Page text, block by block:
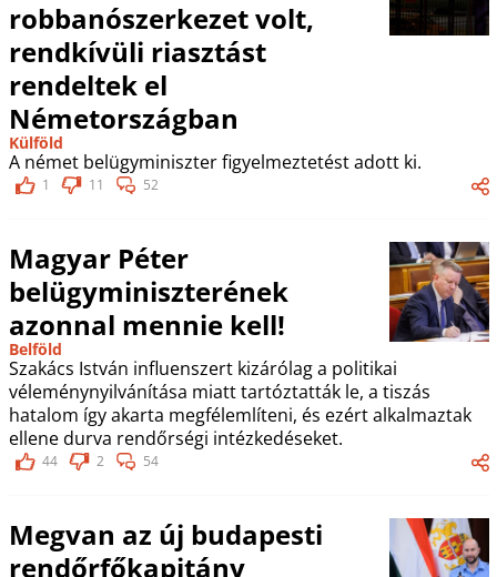
robbanószerkezet volt,
rendkívüli riasztást
rendeltek el
Németországban
Külföld
A német belügyminiszter figyelmeztetést adott ki.
1 11 52
Magyar Péter
belügyminiszterének
azonnal mennie kell!
Belföld
Szakács István influenszert kizárólag a politikai
véleménynyilvánítása miatt tartóztatták le, a tiszás
hatalom így akarta megfélemlíteni, és ezért alkalmaztak
ellene durva rendőrségi intézkedéseket.
44 2 54
Megvan az új budapesti
rendőrfőkapitány